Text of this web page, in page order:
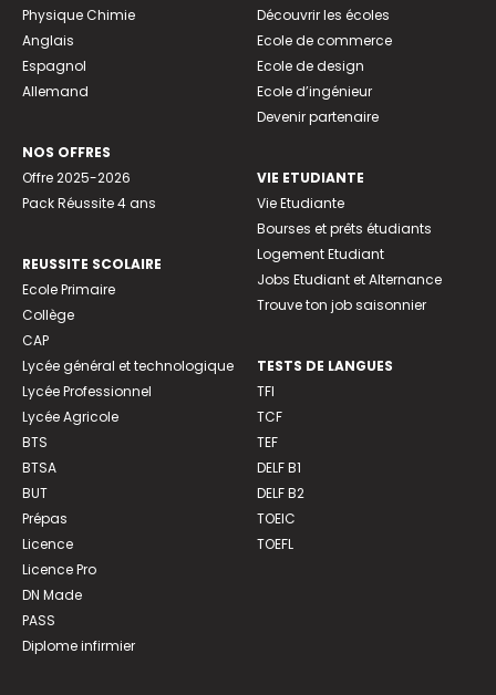
Physique Chimie
Anglais
Espagnol
Allemand
NOS OFFRES
Offre 2025-2026
Pack Réussite 4 ans
REUSSITE SCOLAIRE
Ecole Primaire
Collège
CAP
Lycée général et technologique
Lycée Professionnel
Lycée Agricole
BTS
BTSA
BUT
Prépas
Licence
Licence Pro
DN Made
PASS
Diplome infirmier
Découvrir les écoles
Ecole de commerce
Ecole de design
Ecole d’ingénieur
Devenir partenaire
VIE ETUDIANTE
Vie Etudiante
Bourses et prêts étudiants
Logement Etudiant
Jobs Etudiant et Alternance
Trouve ton job saisonnier
TESTS DE LANGUES
TFI
TCF
TEF
DELF B1
DELF B2
TOEIC
TOEFL